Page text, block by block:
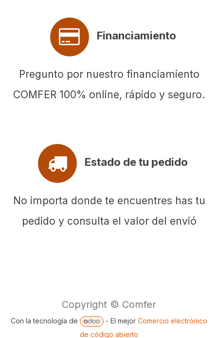
Financiamiento
Pregunto por nuestro financiamiento
COMFER 100% online, rápido y seguro.
Estado de tu pedido
No importa donde te encuentres has tu
pedido y consulta el valor del envió
Copyright © Comfer
Con la tecnología de - El mejor Comercio electrónico
de código abierto